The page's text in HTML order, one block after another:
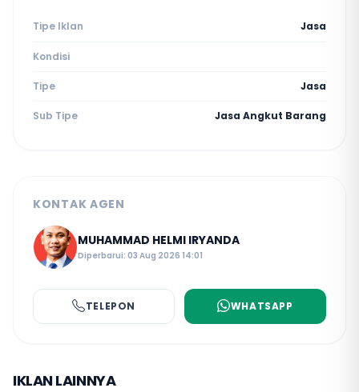
Tipe Iklan Jasa
Kondisi
Tipe Jasa
Sub Tipe Jasa Angkut Barang
KONTAK AGEN
MUHAMMAD HELMI IRYANDA
Diperbarui: 03 Aug 2026 14:01
TELEPON WHATSAPP
IKLAN LAINNYA